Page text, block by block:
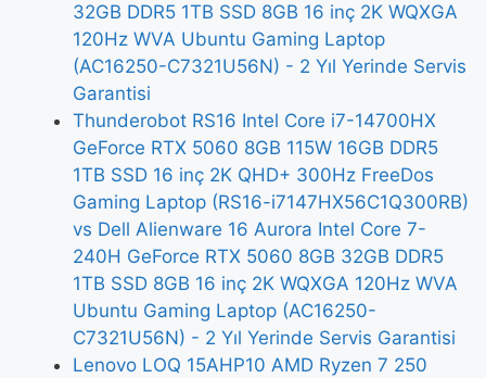
32GB DDR5 1TB SSD 8GB 16 inç 2K WQXGA
120Hz WVA Ubuntu Gaming Laptop
(AC16250-C7321U56N) - 2 Yıl Yerinde Servis
Garantisi
Thunderobot RS16 Intel Core i7-14700HX
GeForce RTX 5060 8GB 115W 16GB DDR5
1TB SSD 16 inç 2K QHD+ 300Hz FreeDos
Gaming Laptop (RS16-i7147HX56C1Q300RB)
vs Dell Alienware 16 Aurora Intel Core 7-
240H GeForce RTX 5060 8GB 32GB DDR5
1TB SSD 8GB 16 inç 2K WQXGA 120Hz WVA
Ubuntu Gaming Laptop (AC16250-
C7321U56N) - 2 Yıl Yerinde Servis Garantisi
Lenovo LOQ 15AHP10 AMD Ryzen 7 250